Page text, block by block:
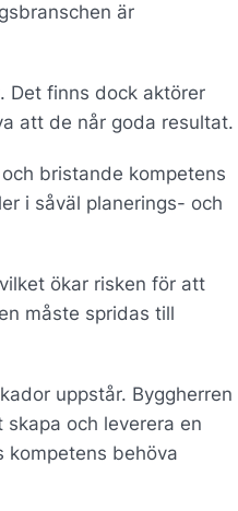
är
Det finns dock aktörer
att de når goda resultat.
bristande kompetens
i såväl planerings- och
ökar risken för att
måste spridas till
uppstår. Byggherren
och leverera en
kompetens behöva